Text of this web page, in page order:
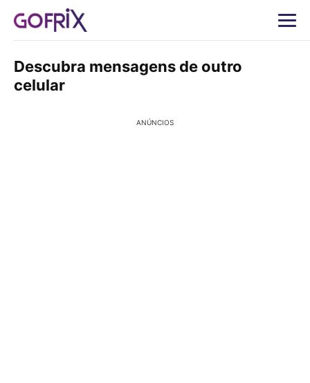
Descubra mensagens de outro
celular
ANÚNCIOS